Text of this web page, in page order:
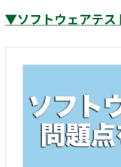
▼ソフトウェアテス